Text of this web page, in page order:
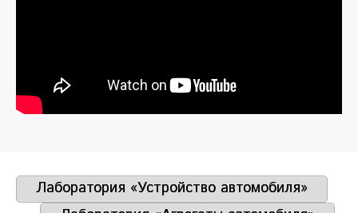
Лаборатория «Устройство автомобиля»